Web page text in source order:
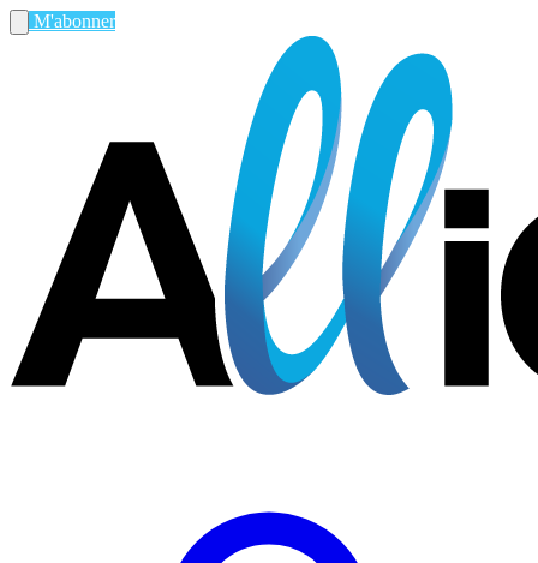
M'abonner